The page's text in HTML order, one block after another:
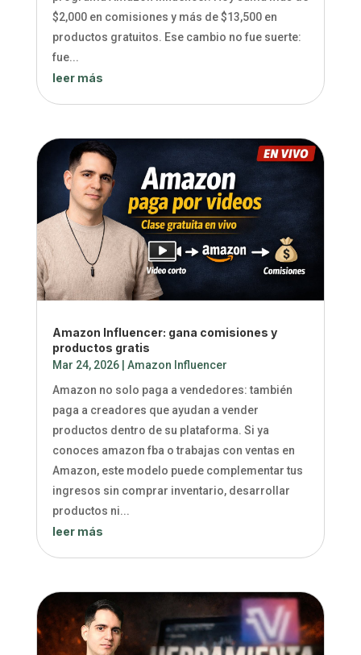
$2,000 en comisiones y más de $13,500 en
productos gratuitos. Ese cambio no fue suerte:
fue...
leer más
Amazon Influencer: gana comisiones y
productos gratis
Mar 24, 2026| Amazon Influencer
Amazon no solo paga a vendedores: también
paga a creadores que ayudan a vender
productos dentro de su plataforma. Si ya
conoces amazon fba o trabajas con ventas en
Amazon, este modelo puede complementar tus
ingresos sin comprar inventario, desarrollar
productos ni...
leer más